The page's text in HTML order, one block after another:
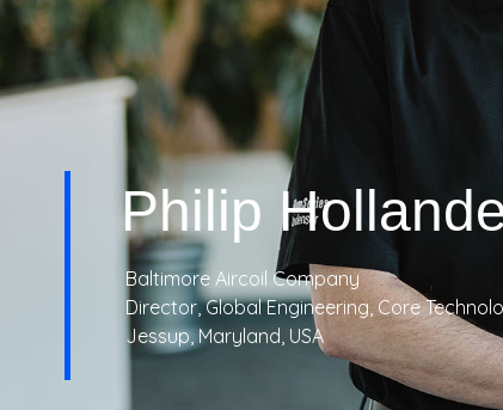
U
Philip
Baltimore Aircoil Company
Director, Global Engineering, Core
Jessup, Maryland, USA